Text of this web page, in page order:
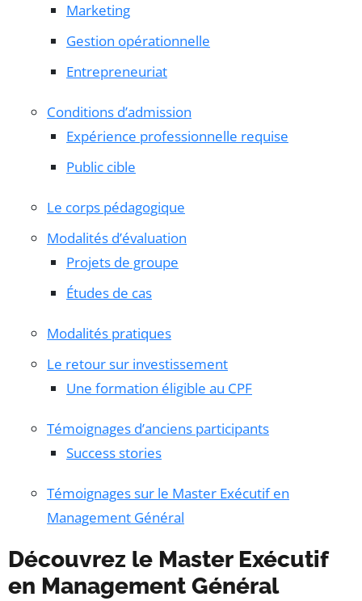
Marketing
Gestion opérationnelle
Entrepreneuriat
Conditions d’admission
Expérience professionnelle requise
Public cible
Le corps pédagogique
Modalités d’évaluation
Projets de groupe
Études de cas
Modalités pratiques
Le retour sur investissement
Une formation éligible au CPF
Témoignages d’anciens participants
Success stories
Témoignages sur le Master Exécutif en
Management Général
Découvrez le Master Exécutif
en Management Général